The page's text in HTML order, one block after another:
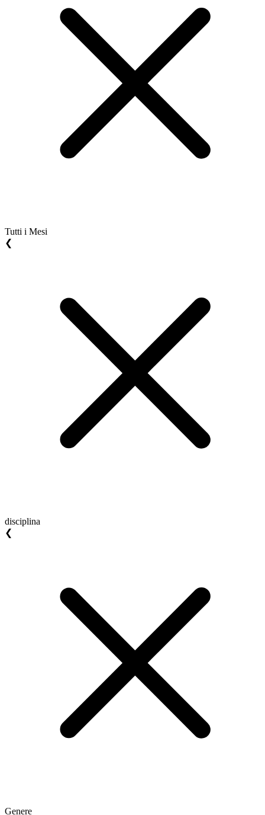
Tutti i Mesi
❮
disciplina
❮
Genere